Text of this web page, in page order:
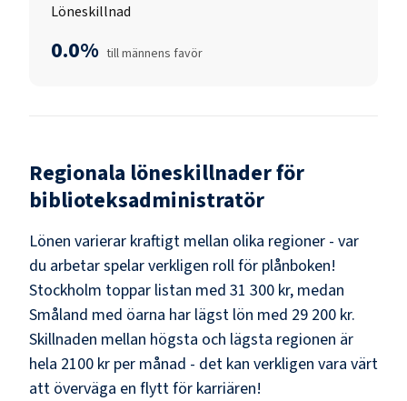
Löneskillnad
0.0% till männens favör
Regionala löneskillnader för
biblioteksadministratör
Lönen varierar kraftigt mellan olika regioner - var
du arbetar spelar verkligen roll för plånboken!
Stockholm toppar listan med 31 300 kr, medan
Småland med öarna har lägst lön med 29 200 kr.
Skillnaden mellan högsta och lägsta regionen är
hela 2100 kr per månad - det kan verkligen vara värt
att överväga en flytt för karriären!